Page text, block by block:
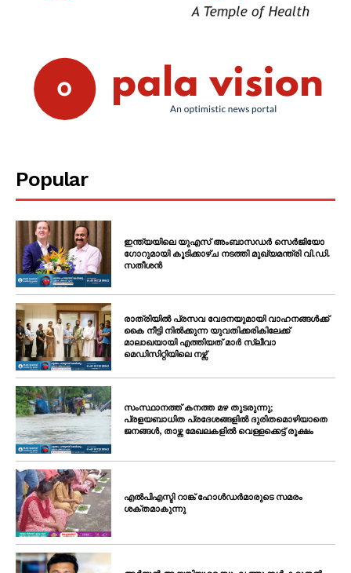
Popular
ഇന്ത്യയിലെ യുഎസ് അംബാസഡർ സെർജിയോ
ഗോറുമായി കൂടിക്കാഴ്ച നടത്തി മുഖ്യമന്ത്രി വി.ഡി.
സതീശൻ
രാത്രിയിൽ പ്രസവ വേദനയുമായി വാഹനങ്ങൾക്ക്
കൈ നീട്ടി നിൽക്കുന്ന യുവതിക്കരികിലേക്ക്
മാലാഖയായി എത്തിയത് മാർ സ്ലീവാ
മെഡിസിറ്റിയിലെ നഴ്സ്
സംസ്ഥാനത്ത് കനത്ത മഴ തുടരുന്നു;
പ്രളയബാധിത പ്രദേശങ്ങളിൽ ദുരിതമൊഴിയാതെ
ജനങ്ങൾ, താഴ്ന്ന മേഖലകളിൽ വെള്ളക്കെട്ട് രൂക്ഷം
എൽപിഎസ്ടി റാങ്ക് ഹോൾഡർമാരുടെ സമരം
ശക്തമാകുന്നു